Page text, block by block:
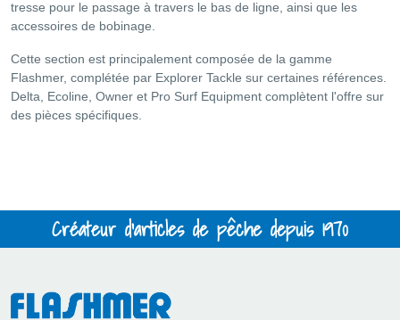
tresse pour le passage à travers le bas de ligne, ainsi que les
accessoires de bobinage.
Cette section est principalement composée de la gamme
Flashmer, complétée par Explorer Tackle sur certaines références.
Delta, Ecoline, Owner et Pro Surf Equipment complètent l'offre sur
des pièces spécifiques.
Créateur d'articles de pêche depuis 1970